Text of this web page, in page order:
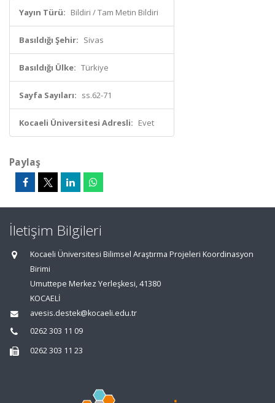
Yayın Türü: Bildiri / Tam Metin Bildiri
Basıldığı Şehir: Sivas
Basıldığı Ülke: Türkiye
Sayfa Sayıları: ss.62-71
Kocaeli Üniversitesi Adresli: Evet
Paylaş
İletişim Bilgileri
Kocaeli Üniversitesi Bilimsel Araştırma Projeleri Koordinasyon
Birimi
Umuttepe Merkez Yerleşkesi, 41380
KOCAELİ
avesis.destek@kocaeli.edu.tr
0262 303 11 09
0262 303 11 23